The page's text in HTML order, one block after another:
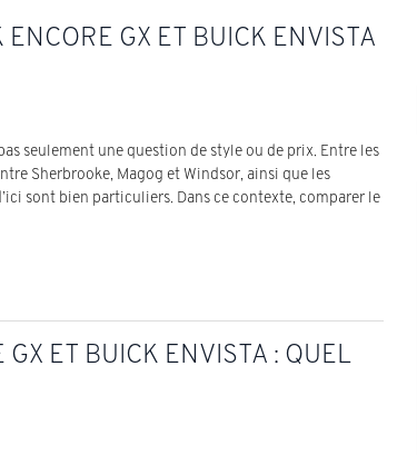
GX ET BUICK ENVISTA
seulement une question de style ou de prix. Entre les
Sherbrooke, Magog et Windsor, ainsi que les
sont bien particuliers. Dans ce contexte, comparer le
ET BUICK ENVISTA : QUEL